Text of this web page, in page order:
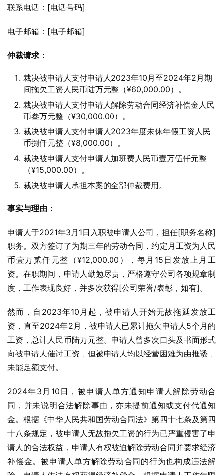
联系电话：[电话号码]
电子邮箱：[电子邮箱]
仲裁请求：
裁决被申请人支付申请人2023年10月至2024年2月期
间拖欠工资人民币陆万元整（¥60,000.00）。
裁决被申请人支付申请人解除劳动合同经济补偿金人民
币叁万元整（¥30,000.00）。
裁决被申请人支付申请人2023年度未休年假工资人民
币捌仟元整（¥8,000.00）。
裁决被申请人支付申请人加班费人民币壹万伍仟元整
（¥15,000.00）。
裁决被申请人承担本案的全部仲裁费用。
事实与理由：
申请人于2021年3月1日入职被申请人公司，担任[职务名称]
职务。双方签订了为期三年的劳动合同，约定月工资为人民
币壹万贰仟元整（¥12,000.00），每月15日发放上月工
资。在职期间，申请人勤勉尽责，严格遵守公司各项规章制
度，工作表现良好，并多次获得[公司荣誉/表彰，如有]。
然而，自2023年10月起，被申请人开始无故拖延发放工
资，直至2024年2月，被申请人已累计拖欠申请人5个月的
工资，总计人民币陆万元整。申请人曾多次口头及书面形式
向被申请人催讨工资，但被申请人均以经营困难为由推诿，
未能足额支付。
2024年3月10日，被申请人单方通知申请人解除劳动合
同，并未说明合法解除事由，亦未提前通知或支付代通知
金。根据《中华人民共和国劳动合同法》第四十七条及第四
十八条规定，被申请人无故拖欠工资的行为已严重侵害了申
请人的合法权益，申请人有权被迫解除劳动合同并要求经济
补偿金。被申请人单方解除劳动合同的行为也构成违法解